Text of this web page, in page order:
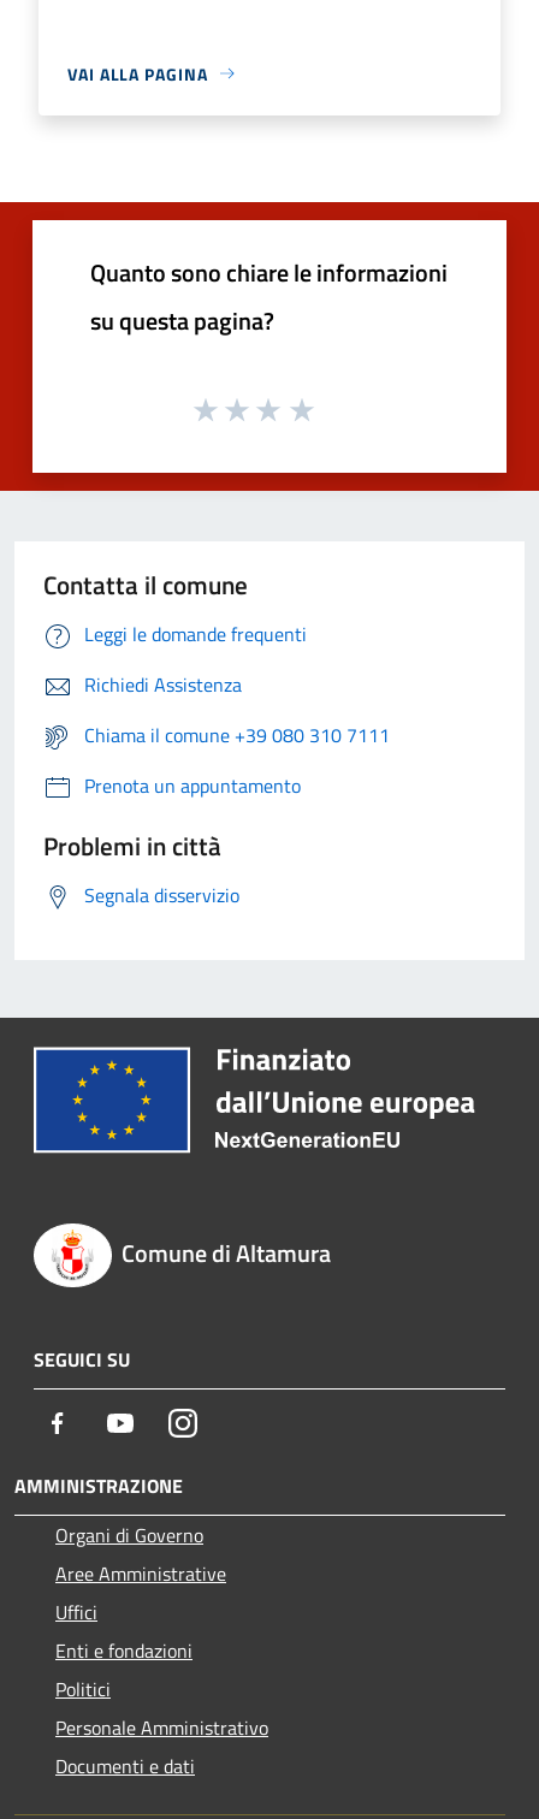
VAI ALLA PAGINA
Quanto sono chiare le informazioni
su questa pagina?
Contatta il comune
Leggi le domande frequenti
Richiedi Assistenza
Chiama il comune +39 080 310 7111
Prenota un appuntamento
Problemi in città
Segnala disservizio
Comune di Altamura
SEGUICI SU
Facebook YoutubeInstagram
AMMINISTRAZIONE
Organi di Governo
Aree Amministrative
Uffici
Enti e fondazioni
Politici
Personale Amministrativo
Documenti e dati